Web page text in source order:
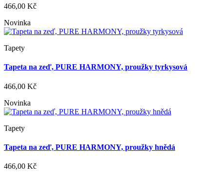
466,00 Kč
Novinka
Tapety
Tapeta na zeď, PURE HARMONY, proužky tyrkysová
466,00 Kč
Novinka
Tapety
Tapeta na zeď, PURE HARMONY, proužky hnědá
466,00 Kč